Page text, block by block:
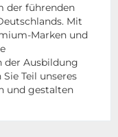
der führenden
Mit
Marken und
der Ausbildung
Teil unseres
und gestalten